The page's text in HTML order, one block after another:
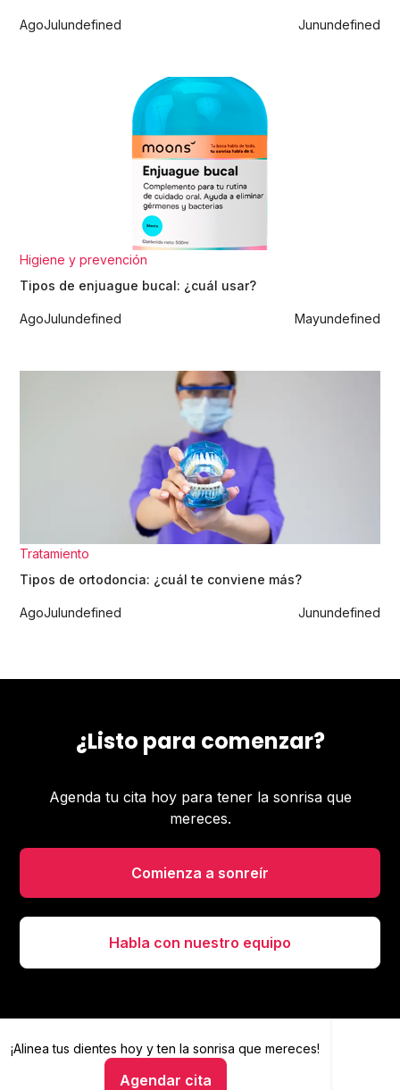
AgoJulundefined Junundefined
Higiene y prevención
Tipos de enjuague bucal: ¿cuál usar?
AgoJulundefined Mayundefined
Tratamiento
Tipos de ortodoncia: ¿cuál te conviene más?
AgoJulundefined Junundefined
¿Listo para comenzar?
Agenda tu cita hoy para tener la sonrisa que
mereces.
Comienza a sonreír
Habla con nuestro equipo
¡Alinea tus dientes hoy yten la sonrisa que mereces!
Agendar cita
Alinea tus dientes hoy y ten la sonrisa que mereces
Hablar con un asesor